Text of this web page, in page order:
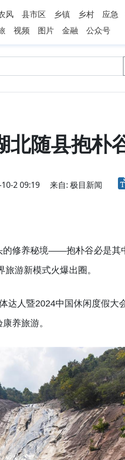
风 县市区 乡镇 乡村 应急
视频 图片 金融 公众号
北随县抱朴
2 09:19 来自: 极目新闻
的修养秘境——抱朴谷必是其
游新模式火爆出圈。
达人暨2024中国休闲度假大
养旅游。